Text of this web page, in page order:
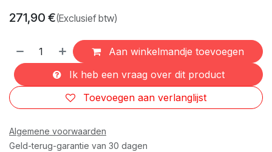
271,90 €(Exclusief btw)
Aan winkelmandje toevoegen
Ik heb een vraag over dit product
Toevoegen aan verlanglijst
Algemene voorwaarden
Geld-terug-garantie van 30 dagen